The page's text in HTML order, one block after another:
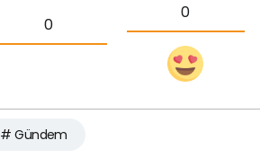
0
0
# Gündem